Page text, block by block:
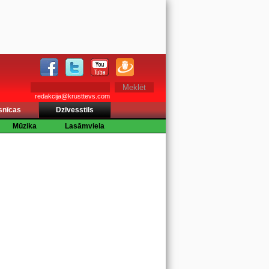
redakcija@krusttevs.com
Dzīvesstils
Mūzika
Lasāmviela